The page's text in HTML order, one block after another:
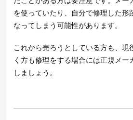
を使っていたり、自分で修理した形
なってしまう可能性があります。
これから売ろうとしている方も、現
く方も修理をする場合には正規メー
しましょう。